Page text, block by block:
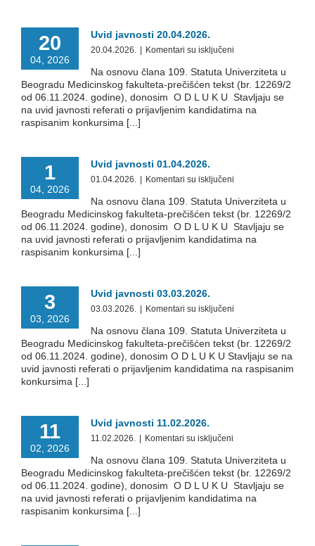
20
04, 2026
Uvid javnosti 20.04.2026.
20.04.2026. Komentari su isključeni
javnosti
20.04.2026.
Na osnovu člana 109. Statuta Univerziteta u
Beogradu Medicinskog fakulteta-prečišćen tekst (br. 12269/2
od 06.11.2024. godine), donosim O D L U K U Stavljaju se
na uvid javnosti referati o prijavljenim kandidatima na
raspisanim konkursima [...]
1
04, 2026
Uvid javnosti 01.04.2026.
01.04.2026. Komentari su isključeni
javnosti
01.04.2026.
Na osnovu člana 109. Statuta Univerziteta u
Beogradu Medicinskog fakulteta-prečišćen tekst (br. 12269/2
od 06.11.2024. godine), donosim O D L U K U Stavljaju se
na uvid javnosti referati o prijavljenim kandidatima na
raspisanim konkursima [...]
3
03, 2026
Uvid javnosti 03.03.2026.
03.03.2026. Komentari su isključeni
javnosti
03.03.2026.
Na osnovu člana 109. Statuta Univerziteta u
Beogradu Medicinskog fakulteta-prečišćen tekst (br. 12269/2
od 06.11.2024. godine), donosim O D L U K U Stavljaju se na
uvid javnosti referati o prijavljenim kandidatima na raspisanim
konkursima [...]
11
02, 2026
Uvid javnosti 11.02.2026.
11.02.2026. Komentari su isključeni
javnosti
11.02.2026.
Na osnovu člana 109. Statuta Univerziteta u
Beogradu Medicinskog fakulteta-prečišćen tekst (br. 12269/2
od 06.11.2024. godine), donosim O D L U K U Stavljaju se
na uvid javnosti referati o prijavljenim kandidatima na
raspisanim konkursima [...]